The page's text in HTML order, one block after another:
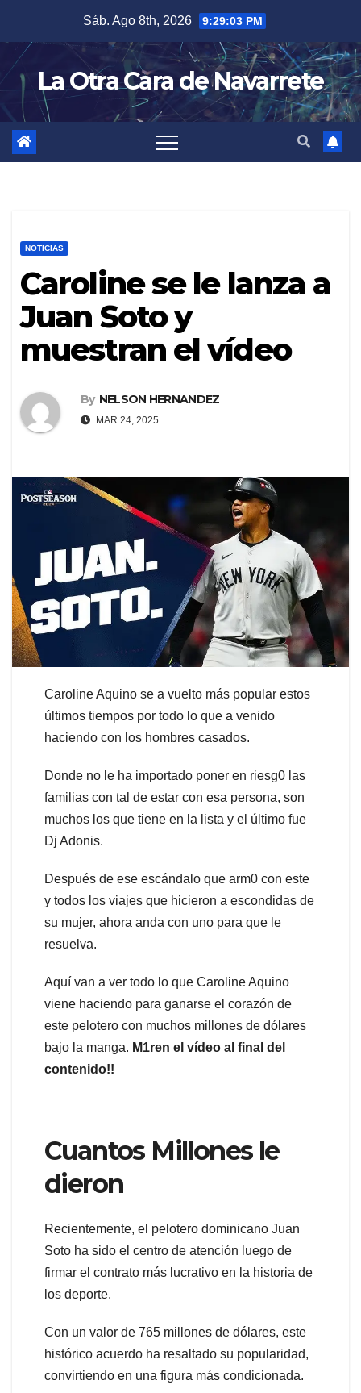
content
Sáb. Ago 8th, 2026 9:29:04 PM
La Otra Cara de Navarrete
NOTICIAS
Caroline se le lanza a
Juan Soto y
muestran el vídeo
By NELSON HERNANDEZ
MAR 24, 2025
Caroline Aquino se a vuelto más popular estos
últimos tiempos por todo lo que a venido
haciendo con los hombres casados.
Donde no le ha importado poner en riesg0 las
familias con tal de estar con esa persona, son
muchos los que tiene en la lista y el último fue
Dj Adonis.
Después de ese escándalo que arm0 con este
y todos los viajes que hicieron a escondidas de
su mujer, ahora anda con uno para que le
resuelva.
Aquí van a ver todo lo que Caroline Aquino
viene haciendo para ganarse el corazón de
este pelotero con muchos millones de dólares
bajo la manga. M1ren el vídeo al final del
contenido!!
Cuantos Millones le
dieron
Recientemente, el pelotero dominicano Juan
Soto ha sido el centro de atención luego de
firmar el contrato más lucrativo en la historia de
los deporte.
Con un valor de 765 millones de dólares, este
histórico acuerdo ha resaltado su popularidad,
convirtiendo en una figura más condicionada.